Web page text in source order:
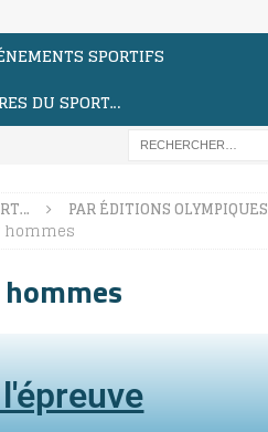
SPORTIFS
DU SPORT…
PAR ÉDITIONS OLYMPIQUES
hommes